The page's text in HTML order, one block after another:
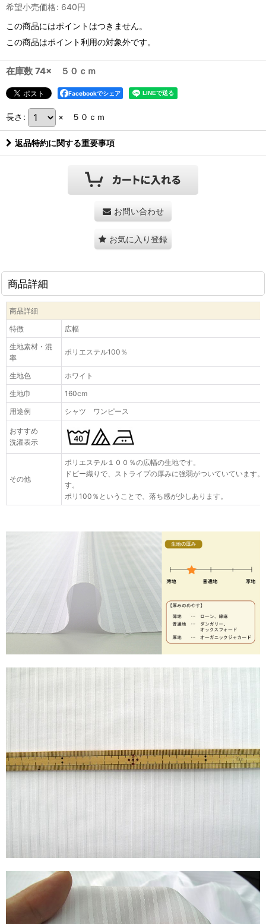
希望小売価格: 640円
この商品にはポイントはつきません。
この商品はポイント利用の対象外です。
在庫数 74× ５０ｃｍ
Facebookでシェア
長さ : × ５０ｃｍ
返品特約に関する重要事項
お問い合わせ
お気に入り登録
商品詳細
商品詳細
特徴
広幅
生地素材・混
率
ポリエステル100％
生地色
ホワイト
生地巾
160cm
用途例
シャツ ワンピース
おすすめ
洗濯表示
その他
ポリエステル１００％の広幅の生地です。
ドビー織りで、ストライプの厚みに強弱がついていています
す。
ポリ100％ということで、落ち感が少しあります。